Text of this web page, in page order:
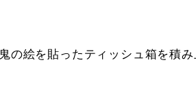
鬼の絵を貼ったティッシュ箱を積